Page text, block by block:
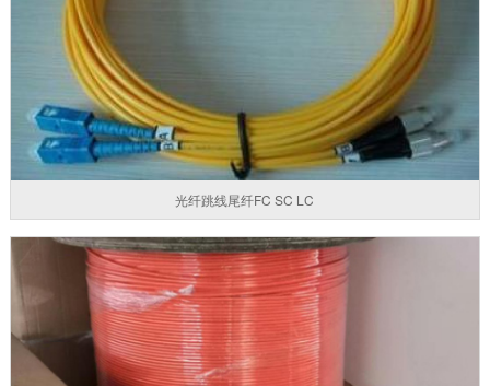
光纤跳线尾纤FC SC LC